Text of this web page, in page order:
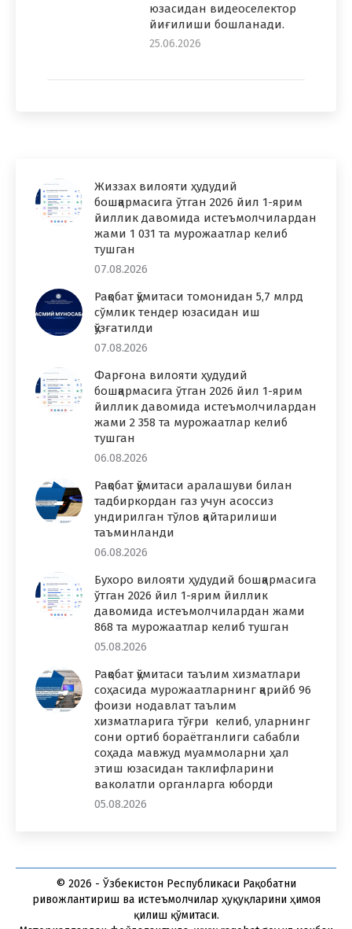
юзасидан видеоселектор
йиғилиши бошланади.
25.06.2026
Жиззах вилояти ҳудудий
бошқармасига ўтган 2026 йил 1-ярим
йиллик давомида истеъмолчилардан
жами 1 031 та мурожаатлар келиб
тушган
07.08.2026
Рақобат қўмитаси томонидан 5,7 млрд
сўмлик тендер юзасидан иш
қўзғатилди
07.08.2026
Фарғона вилояти ҳудудий
бошқармасига ўтган 2026 йил 1-ярим
йиллик давомида истеъмолчилардан
жами 2 358 та мурожаатлар келиб
тушган
06.08.2026
Рақобат қўмитаси аралашуви билан
тадбиркордан газ учун асоссиз
ундирилган тўлов қайтарилиши
таъминланди
06.08.2026
Бухоро вилояти ҳудудий бошқармасига
ўтган 2026 йил 1-ярим йиллик
давомида истеъмолчилардан жами
868 та мурожаатлар келиб тушган
05.08.2026
Рақобат қўмитаси таълим хизматлари
соҳасида мурожаатларнинг қарийб 96
фоизи нодавлат таълим
хизматларига тўғри келиб, уларнинг
сони ортиб бораётганлиги сабабли
соҳада мавжуд муаммоларни ҳал
этиш юзасидан таклифларини
ваколатли органларга юборди
05.08.2026
© 2026 - Ўзбекистон Республикаси Рақобатни
ривожлантириш ва истеъмолчилар ҳуқуқларини ҳимоя
қилиш қўмитаси.